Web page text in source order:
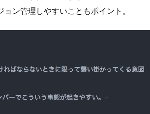
ン管理しやすいこともポイント。